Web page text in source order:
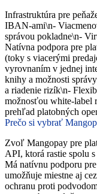
Infrastruktúra pre
IBAN-ami\n-
správou pokladne\n-
Natívna podpora pre
(toky s viacerými
vyrovnaním v jednej
knihy a možnosti
a riadenie rizík\n-
možnosťou white-label
prehľad platobných
Prečo si vybrať
Zvoľ Mangopay pre
API, ktorá rastie spolu
Má natívnu podporu
umožňuje miestne aj
ochranu proti